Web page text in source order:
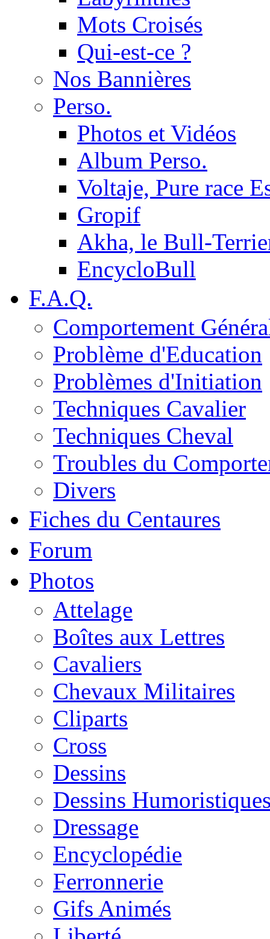
Mots Croisés
Qui-est-ce ?
Nos Bannières
Perso.
Photos et Vidéos
Album Perso.
Voltaje, Pure race
Gropif
Akha, le Bull-
EncycloBull
F.A.Q.
Comportement
Problème d'Education
Problèmes d'Initiation
Techniques Cavalier
Techniques Cheval
Troubles du
Divers
Fiches du Centaures
Forum
Photos
Attelage
Boîtes aux Lettres
Cavaliers
Chevaux Militaires
Cliparts
Cross
Dessins
Dessins
Dressage
Encyclopédie
Ferronnerie
Gifs Animés